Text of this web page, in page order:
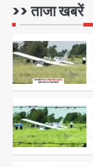
>> ताजा खबरें
1
2
3